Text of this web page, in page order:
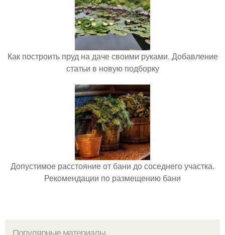
Как построить пруд на даче своими руками. Добавление
статьи в новую подборку
Допустимое расстояние от бани до соседнего участка.
Рекомендации по размещению бани
Популярные материалы